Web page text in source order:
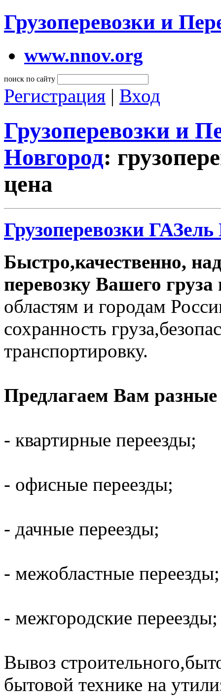
Грузоперевозки и
www.nnov.org
поиск по сайту
Регистрация | Вход
Грузоперевозки и
Новгород:
цена
Грузоперевозки
Быстро,качественно,
перевозку Вашего
областям и городам
сохранность
транспортировку.
Предлагаем Вам
- квартирные переезды;
- офисные переезды;
- дачные переезды;
- межобластные переезды;
- межгородские переезды;
Вывоз
бытовой технике на